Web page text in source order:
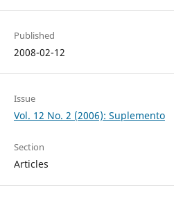
Published
2008-02-12
Issue
Vol. 12 No. 2 (2006): Suplemento
Section
Articles